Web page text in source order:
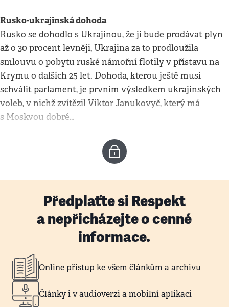
Rusko-ukrajinská dohoda
Rusko se dohodlo s Ukrajinou, že jí bude prodávat plyn
až o 30 procent levněji, Ukrajina za to prodloužila
smlouvu o pobytu ruské námořní flotily v přístavu na
Krymu o dalších 25 let. Dohoda, kterou ještě musí
schválit parlament, je prvním výsledkem ukrajinských
voleb, v nichž zvítězil Viktor Janukovyč, který má
s Moskvou dobré…
Předplaťte si Respekt
a nepřicházejte o cenné
informace.
Online přístup ke všem článkům a archivu
Články i v audioverzi a mobilní aplikaci